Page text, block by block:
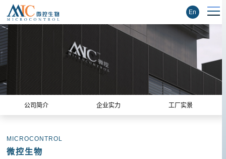
En
公司简介 企业实力 工厂实景
MICROCONTROL
微控生物